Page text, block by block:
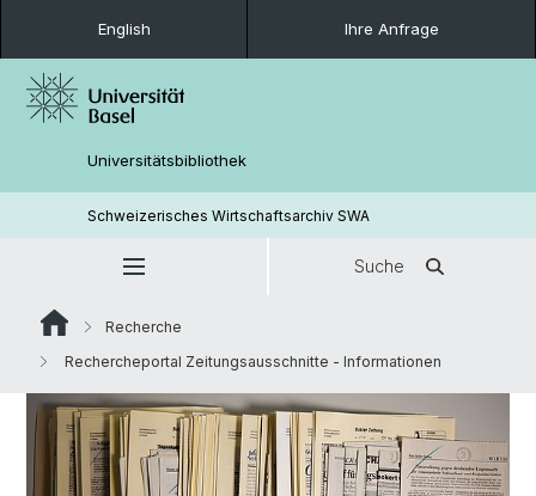
English Ihre Anfrage
Universitätsbibliothek
Schweizerisches Wirtschaftsarchiv SWA
Suche
Recherche
Rechercheportal Zeitungsausschnitte - Informationen